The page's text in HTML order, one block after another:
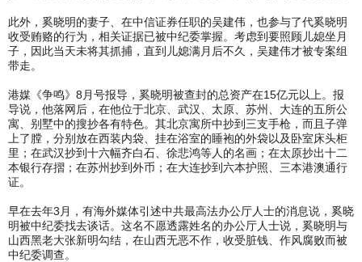
此外，奚晓明的妻子、在中信证券任职的吴建伟，也参与了代奚晓明
收受贿赂的行为，相关证据已被中纪委掌握。考虑到要照顾儿媳坐月
子，因此当天未将其抓捕，直到儿媳满月后不久，吴建伟才被专案组
带走。
港媒《争鸣》8月号报导，奚晓明被查封的总资产在15亿元以上。报
导说，他落网后，在他位于北京、武汉、太原、苏州、大连的五所公
寓、别墅中的搜抄各有特色。其北京寓所中抄到三支手枪，而且子弹
上了膛，分别放在西装内袋、挂在浴室的睡袍的外袋以及卧室床头柜
里；在武汉抄到十六幅齐白石、徐悲鸿等人的名画；在太原抄出十二
本银行存摺；在苏州抄到外币；在大连抄到六本护照、三本港澳通行
证。
早在去年3月，有海外媒体引述中共最高法办公厅人士的消息说，奚晓
明被中纪委找去谈话。这名不愿透露姓名的办公厅人士说，奚晓明与
山西黑老大张新明勾结，在山西无恶不作，收受脏钱、作风腐败而被
中纪委调查。